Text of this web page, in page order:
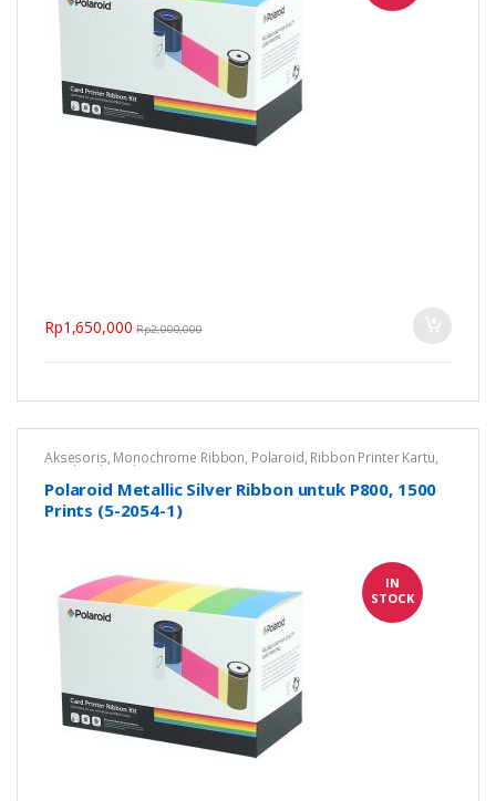
Rp1,650,000 Rp2,000,000
Aksesoris, Monochrome Ribbon, Polaroid, Ribbon Printer Kartu,
Untuk Polaroid P800
Polaroid Metallic Silver Ribbon untuk P800, 1500
Prints (5-2054-1)
IN
STOCK